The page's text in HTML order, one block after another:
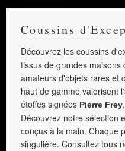
Coussins
Découvrez les coussins
tissus de grandes maisons
amateurs d'objets rares et
haut de gamme valorisent
étoffes signées Pierre Frey,
Découvrez notre sélection
conçus à la main. Chaque
singulière. Consultez tous